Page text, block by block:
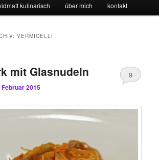
kulinarisch über mich kontakt
VERMICELLI
mit Glasnudeln
Februar 2015
9